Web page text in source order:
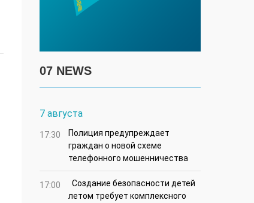
07 NEWS
7 августа
17:30
Полиция предупреждает
граждан о новой схеме
телефонного мошенничества
17:00
Создание безопасности детей
летом требует комплексного